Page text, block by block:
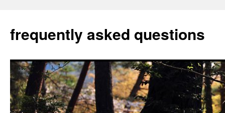
innehåll
frequently asked questions